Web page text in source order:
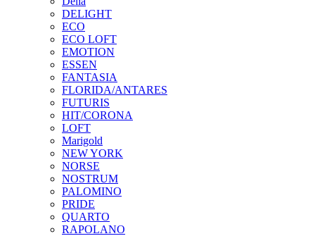
DELIGHT
ECO
ECO LOFT
EMOTION
ESSEN
FANTASIA
FLORIDA/ANTARES
FUTURIS
HIT/CORONA
LOFT
Marigold
NEW YORK
NORSE
NOSTRUM
PALOMINO
PRIDE
QUARTO
RAPOLANO